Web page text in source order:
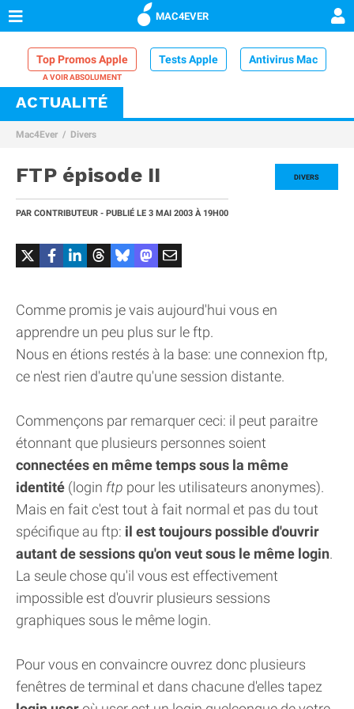
MAC4EVER
Top Promos Apple Tests Apple Antivirus Mac
VPN Mac
Comparatif iPhone
ACTUALITÉ
Mac4Ever Divers
DIVERS
FTP épisode II
PAR CONTRIBUTEUR - PUBLIÉ LE 3 MAI 2003 À 19H00
Comme promis je vais aujourd'hui vous en
apprendre un peu plus sur le ftp.
Nous en étions restés à la base: une connexion ftp,
ce n'est rien d'autre qu'une session distante.
Commençons par remarquer ceci: il peut paraitre
étonnant que plusieurs personnes soient
connectées en même temps sous la même
identité (login ftp pour les utilisateurs anonymes).
Mais en fait c'est tout à fait normal et pas du tout
spécifique au ftp: il est toujours possible d'ouvrir
autant de sessions qu'on veut sous le même login.
La seule chose qu'il vous est effectivement
impossible est d'ouvrir plusieurs sessions
graphiques sous le même login.
Pour vous en convaincre ouvrez donc plusieurs
fenêtres de terminal et dans chacune d'elles tapez